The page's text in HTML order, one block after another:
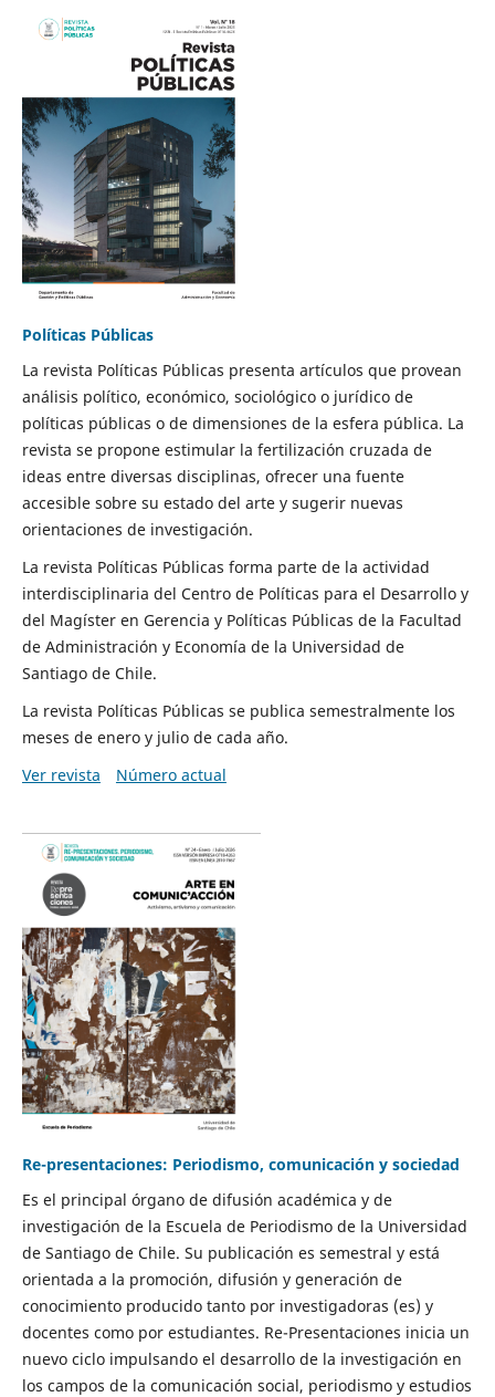
Políticas Públicas
La revista Políticas Públicas presenta artículos que provean
análisis político, económico, sociológico o jurídico de
políticas públicas o de dimensiones de la esfera pública. La
revista se propone estimular la fertilización cruzada de
ideas entre diversas disciplinas, ofrecer una fuente
accesible sobre su estado del arte y sugerir nuevas
orientaciones de investigación.
La revista Políticas Públicas forma parte de la actividad
interdisciplinaria del Centro de Políticas para el Desarrollo y
del Magíster en Gerencia y Políticas Públicas de la Facultad
de Administración y Economía de la Universidad de
Santiago de Chile.
La revista Políticas Públicas se publica semestralmente los
meses de enero y julio de cada año.
Ver revista
Número actual
Re-presentaciones: Periodismo, comunicación y sociedad
Es el principal órgano de difusión académica y de
investigación de la Escuela de Periodismo de la Universidad
de Santiago de Chile. Su publicación es semestral y está
orientada a la promoción, difusión y generación de
conocimiento producido tanto por investigadoras (es) y
docentes como por estudiantes. Re-Presentaciones inicia un
nuevo ciclo impulsando el desarrollo de la investigación en
los campos de la comunicación social, periodismo y estudios